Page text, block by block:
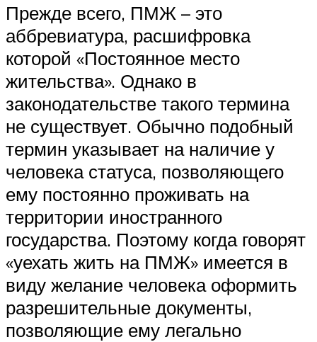
Прежде всего, ПМЖ – это
аббревиатура, расшифровка
которой «Постоянное место
жительства». Однако в
законодательстве такого термина
не существует. Обычно подобный
термин указывает на наличие у
человека статуса, позволяющего
ему постоянно проживать на
территории иностранного
государства. Поэтому когда говорят
«уехать жить на ПМЖ» имеется в
виду желание человека оформить
разрешительные документы,
позволяющие ему легально